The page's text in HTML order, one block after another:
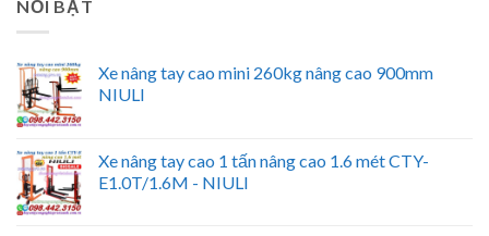
NỔI BẬT
Xe nâng tay cao mini 260kg nâng cao 900mm
NIULI
Xe nâng tay cao 1 tấn nâng cao 1.6 mét CTY-
E1.0T/1.6M - NIULI